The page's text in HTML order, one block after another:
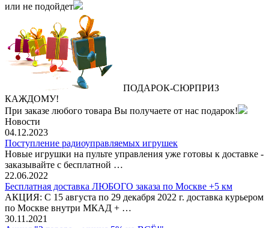
или не подойдет
ПОДАРОК‐СЮРПРИЗ
КАЖДОМУ!
При заказе любого товара Вы получаете от нас подарок!
Новости
04.12.2023
Поступление радиоуправляемых игрушек
Новые игрушки на пульте управления уже готовы к доставке -
заказывайте с бесплатной …
22.06.2022
Бесплатная доставка ЛЮБОГО заказа по Москве +5 км
АКЦИЯ: С 15 августа по 29 декабря 2022 г. доставка курьером
по Москве внутри МКАД + …
30.11.2021